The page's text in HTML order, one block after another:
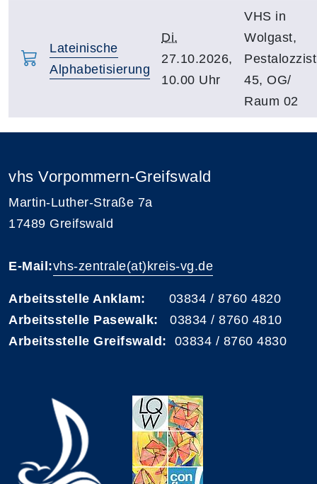
Lateinische
Alphabetisierung
Di.
27.10.2026,
10.00 Uhr
VHS in
Wolgast,
45, OG/
Raum 02
vhs Vorpommern-Greifswald
Martin-Luther-Straße 7a
17489 Greifswald
E-Mail:vhs-zentrale(at)kreis-vg.de
Arbeitsstelle Anklam: 03834 / 8760 4820
Arbeitsstelle Pasewalk: 03834 / 8760 4810
Arbeitsstelle Greifswald: 03834 / 8760 4830